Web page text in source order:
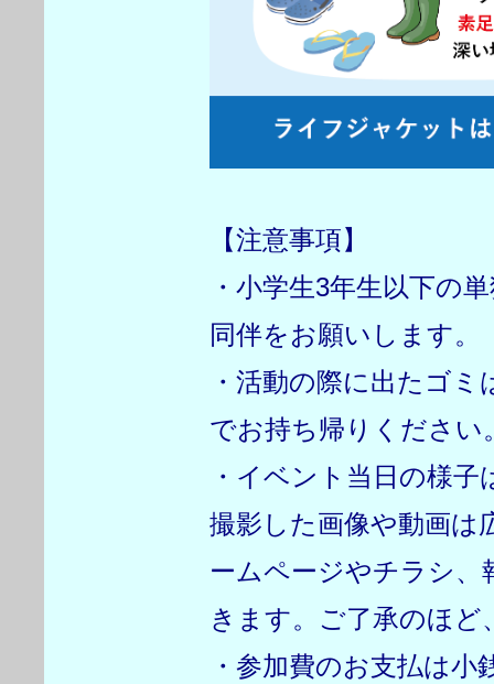
【注意事項】
・小学生3年生以下の
同伴をお願いします。
・活動の際に出たゴ
でお持ち帰りください
・イベント当日の様
撮影した画像や動画は
ームページやチラシ
きます。ご了承のほ
・参加費のお支払は